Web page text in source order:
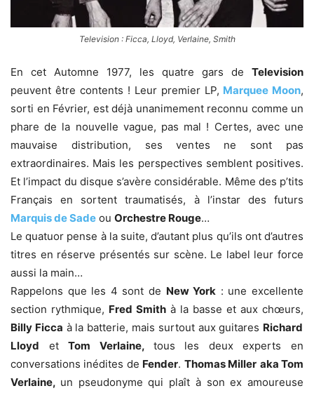
Television : Ficca, Lloyd, Verlaine, Smith
En cet Automne 1977, les quatre gars de Television
peuvent être contents ! Leur premier LP, Marquee Moon,
sorti en Février, est déjà unanimement reconnu comme un
phare de la nouvelle vague, pas mal ! Certes, avec une
mauvaise distribution, ses ventes ne sont pas
extraordinaires. Mais les perspectives semblent positives.
Et l’impact du disque s’avère considérable. Même des p’tits
Français en sortent traumatisés, à l’instar des futurs
Marquis de Sade ou Orchestre Rouge…
Le quatuor pense à la suite, d’autant plus qu’ils ont d’autres
titres en réserve présentés sur scène. Le label leur force
aussi la main…
Rappelons que les 4 sont de New York : une excellente
section rythmique, Fred Smith à la basse et aux chœurs,
Billy Ficca à la batterie, mais surtout aux guitares Richard
Lloyd etTom Verlaine, tous les deux experts en
conversations inédites de Fender. Thomas Miller aka Tom
Verlaine, un pseudonyme qui plaît à son ex amoureuse